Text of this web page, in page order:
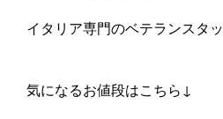
イタリア専門のベテランスタ
気になるお値段はこちら↓